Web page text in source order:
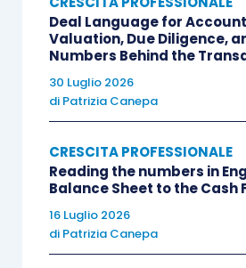
provano, senza schemi fissi
dice sempre che
fase di apprendimento.
Nonostante le esigenze degli
da quelle dei bambini, è
simile capacità di imparare e
Studi scientifici hanno
Deal Language for
Valuation, Due Diligence,
Numbers Behind the
30 Luglio 2026
di Patrizia Canepa
CRESCITA PROFESSIONALE
Reading the numbers in
Balance Sheet to the Cash
16 Luglio 2026
di Patrizia Canepa